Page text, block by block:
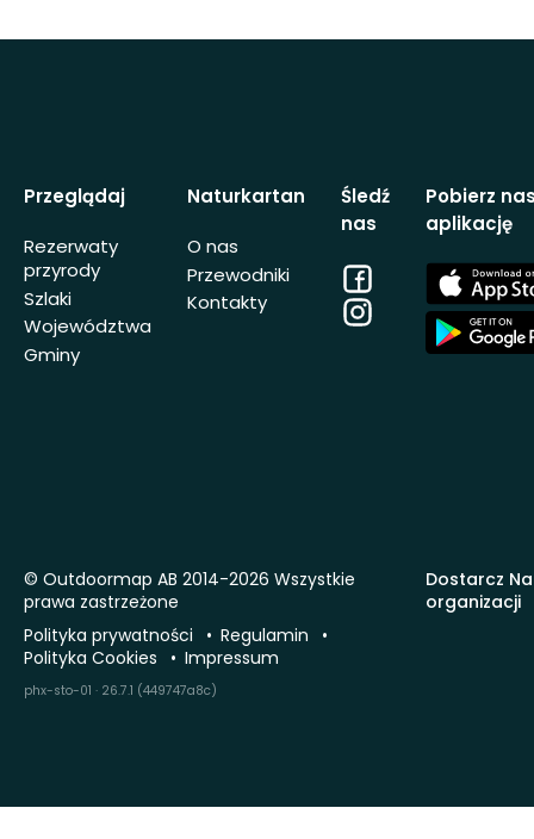
Przeglądaj
Rezerwaty
przyrody
Szlaki
Województwa
Gminy
Naturkartan
O nas
Przewodniki
Kontakty
Śledź
nas
Facebook
Instagram
Pobierz
aplikację
App
Store
App
Store
Dostarcz
organizacji
© Outdoormap AB 2014-2026 Wszystkie
prawa zastrzeżone
Polityka prywatności
Regulamin
Polityka Cookies
Impressum
phx-sto-01 · 26.7.1 (449747a8c)